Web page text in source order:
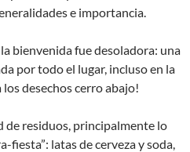
e importancia.
bienvenida fue desoladora: una
por todo el lugar, incluso en la
desechos cerro abajo!
de residuos, principalmente lo
fiesta”: latas de cerveza y soda,